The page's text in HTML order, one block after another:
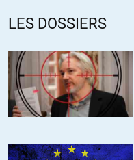
LES DOSSIERS